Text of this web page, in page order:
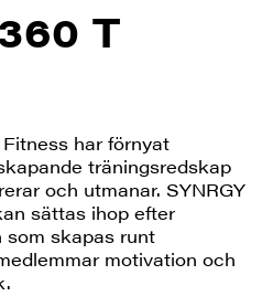
T
har förnyat
träningsredskap
och utmanar. SYNRGY
sättas ihop efter
som skapas runt
motivation och